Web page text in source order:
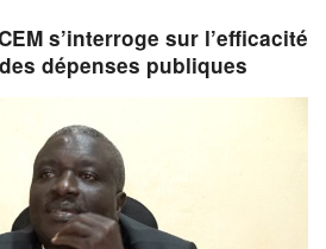
s’interroge sur l’efficacité
dépenses publiques